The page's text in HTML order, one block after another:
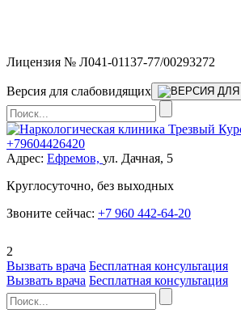
Лицензия № Л041-01137-77/00293272
Версия для слабовидящих
+79604426420
Адрес: Ефремов, ул. Дачная, 5
Круглосуточно, без выходных
Звоните сейчас: +7 960 442-64-20
2
Вызвать врача Бесплатная консультация
Вызвать врача Бесплатная консультация